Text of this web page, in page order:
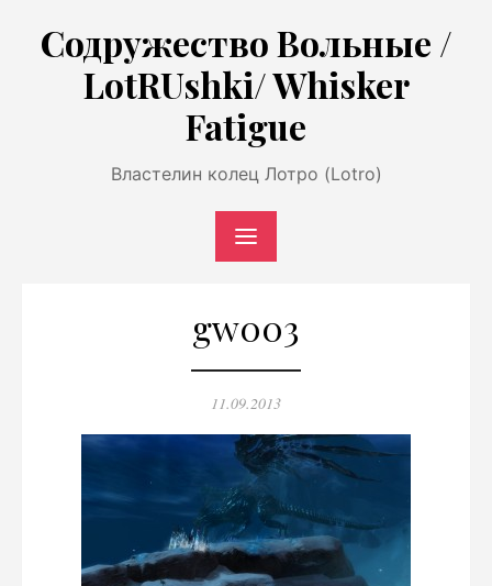
содержимому
Содружество Вольные /
LotRUshki/ Whisker
Fatigue
Властелин колец Лотро (Lotro)
gw003
Опубликовано
11.09.2013